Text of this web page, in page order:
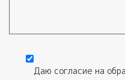
Даю согласие на